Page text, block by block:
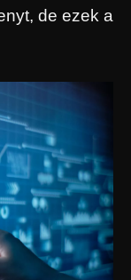
de ezek a